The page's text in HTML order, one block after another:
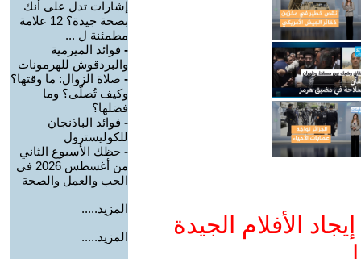
الأفلام الجيدة
إشارات تدل على أنك
بصحة جيدة؟ 12 علامة
مطمئنة ل ...
- فوائد الميرمية
والبردقوش للهرمونات
- صلاة الزوال: ما وقتها؟
وكيف تُصلّى؟ وما
فضلها؟
- فوائد الباذنجان
للكوليسترول
- حظك الأسبوع الثاني
من أغسطس 2026 في
الحب والعمل والصحة
المزيد.....
المزيد.....